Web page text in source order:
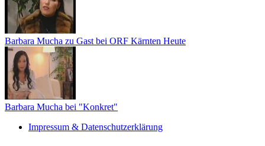
Barbara Mucha zu Gast bei ORF Kärnten Heute
Barbara Mucha bei "Konkret"
Impressum & Datenschutzerklärung